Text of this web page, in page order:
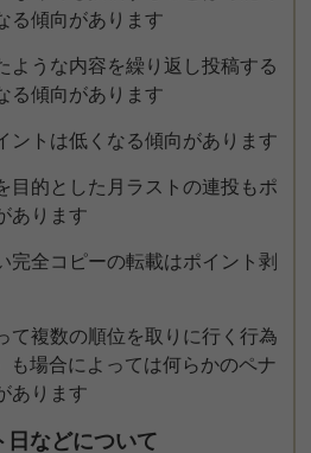
る傾向があります
ような内容を繰り返し投稿する
る傾向があります
ントは低くなる傾向があります
目的とした月ラストの連投もポ
あります
完全コピーの転載はポイント剥
て複数の順位を取りに行く行為
も場合によっては何らかのペナ
あります
日などについて